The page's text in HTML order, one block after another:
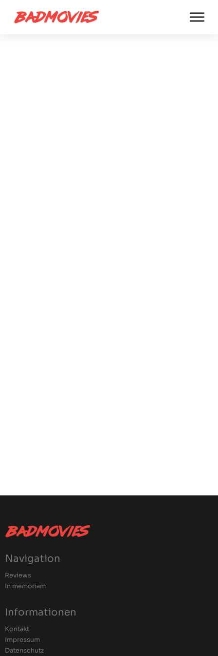
Navigation
Reviews
In memoriam
Informationen
Kontakt
Impressum
Datenschutz